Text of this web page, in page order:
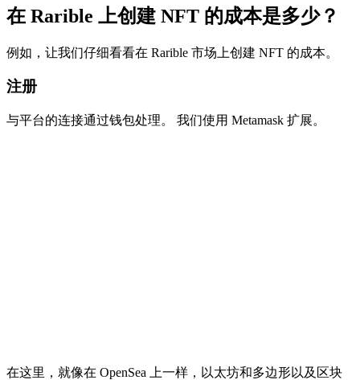
在 Rarible 上创建 NFT 的成本是多少？
例如，让我们仔细看看在 Rarible 市场上创建 NFT 的成本。
注册
与平台的连接通过钱包处理。 我们使用 Metamask 扩展。
在这里，就像在 OpenSea 上一样，以太坊和多边形以及区块